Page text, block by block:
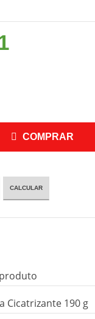
COMPRAR
CALCULAR
Cicatrizante 190 g